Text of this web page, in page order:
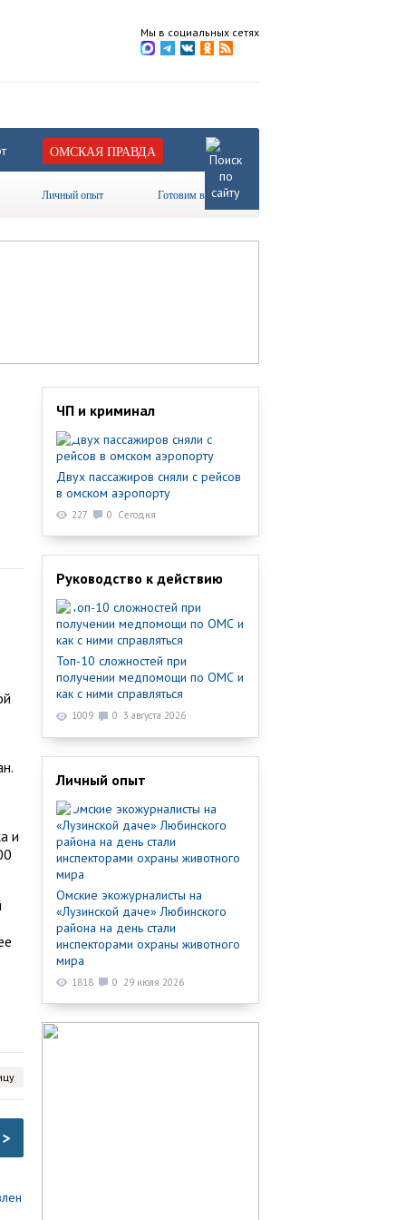
Мы в социальных сетях
ОМСКАЯ ПРАВДА
Личный опыт Готовим вместе
и
>
ЧП и криминал
Двух пассажиров сняли с рейсов
в омском аэропорту
227 0 Сегодня
Руководство к действию
Топ-10 сложностей при
получении медпомощи по ОМС и
как с ними справляться
1009 0 3 августа 2026
Личный опыт
Омские экожурналисты на
«Лузинской даче» Любинского
района на день стали
инспекторами охраны животного
мира
1818 0 29 июля 2026